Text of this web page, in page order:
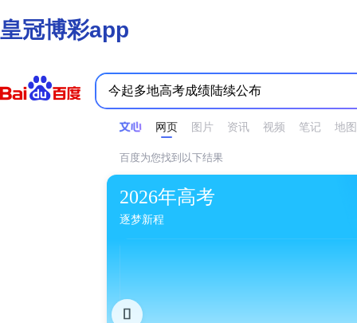
皇冠博彩app
网页 图片 资讯 视频 笔记 地图
时间不限 所有网页和文件 站点内检索
百度为您找到以下结果
2026年高考
逐梦新程
